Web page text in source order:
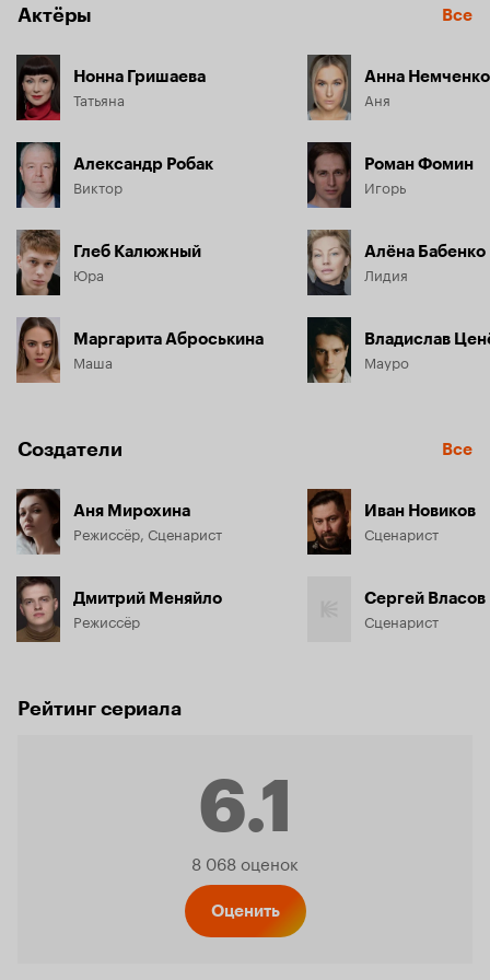
Актёры Все
Нонна Гришаева
Татьяна
Александр Робак
Виктор
Глеб Калюжный
Юра
Маргарита Аброськина
Маша
Анна Немченко
Аня
Роман Фомин
Игорь
Алёна Бабенко
Лидия
Владислав
Мауро
Создатели Все
Аня Мирохина
Режиссёр, Сценарист
Дмитрий Меняйло
Режиссёр
Иван Новиков
Сценарист
Сергей Власов
Сценарист
Рейтинг сериала
6.1
Рейтинг
8 068 оценок
Оценить